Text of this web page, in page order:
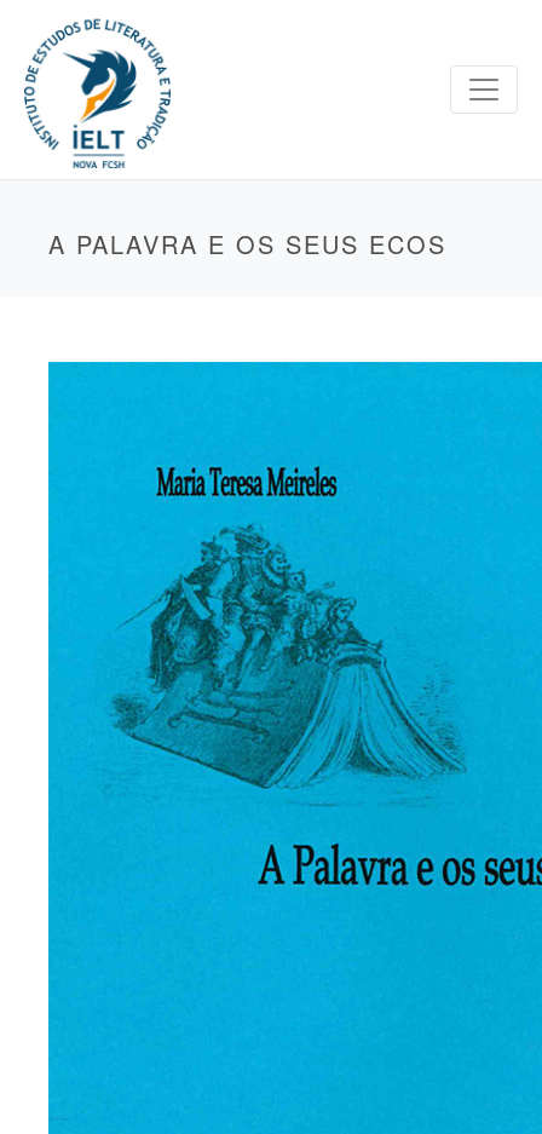
A PALAVRA E OS SEUS ECOS